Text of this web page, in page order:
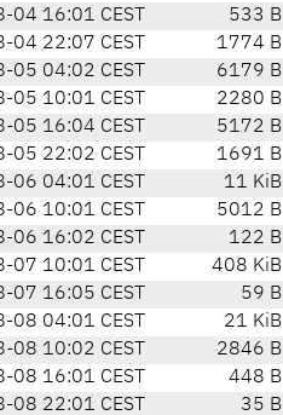
04 16:01 CEST
533 B
04 22:07 CEST
1774 B
05 04:02 CEST
6179 B
05 10:01 CEST
2280 B
05 16:04 CEST
5172 B
05 22:02 CEST
1691 B
06 04:01 CEST
11 KiB
06 10:01 CEST
5012 B
06 16:02 CEST
122 B
07 10:01 CEST
408 KiB
07 16:05 CEST
59 B
08 04:01 CEST
21 KiB
08 10:02 CEST
2846 B
08 16:01 CEST
448 B
08 22:01 CEST
35 B